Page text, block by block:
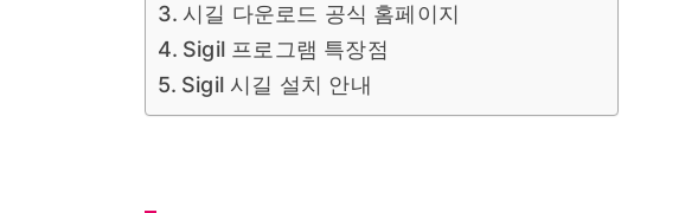
시길 다운로드 공식 홈페이지
Sigil 프로그램 특장점
Sigil 시길 설치 안내